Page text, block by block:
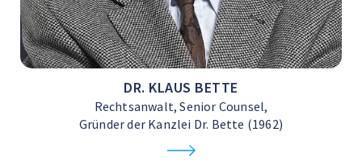
DR. KLAUS BETTE
Rechtsanwalt, Senior Counsel,
Gründer der Kanzlei Dr. Bette (1962)